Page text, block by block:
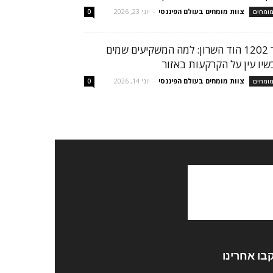
צוות מומחים בעולם הפיננסי - יוני 23, 2026 0
הר 1202 הוד השרון: למה המשקיעים שמים
עין על הקרקעות באזור
צוות מומחים בעולם הפיננסי - יוני 14, 2026 0
אחרינו